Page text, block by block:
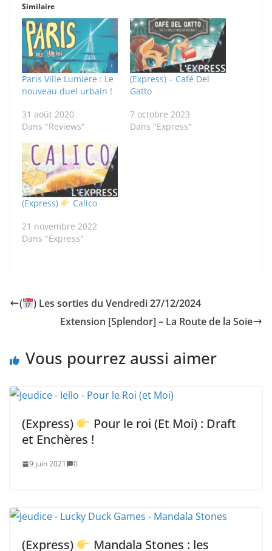
Similaire
Paris Ville Lumiere : Le
nouveau duel urbain !
31 août 2020
Dans "Reviews"
(Express) – Café Del
Gatto
7 octobre 2023
Dans "Express"
(Express)
Calico
21 novembre 2022
Dans "Express"
(
) Les sorties du Vendredi 27/12/2024
Extension [Splendor] – La Route de la Soie
Vous pourrez aussi aimer
(Express)
Pour le roi (Et Moi) : Draft
et Enchères !
9 juin 2021 0
(Express) Mandala Stones : les